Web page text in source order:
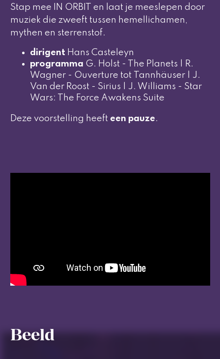
Stap mee IN ORBIT
en laat je meeslepen door
muziek die zweeft tussen hemellichamen,
mythen en sterrenstof.
dirigent Hans Casteleyn
programma G. Holst - The Planets | R.
Wagner - Ouverture tot Tannhäuser | J.
Van der Roost - Sirius | J. Williams - Star
Wars: The Force Awakens Suite
Deze voorstelling heeft een pauze.
Beeld